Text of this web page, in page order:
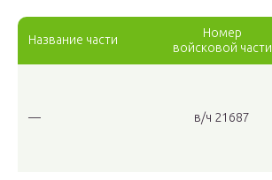
Название части
Номер
войсковой части
— в/ч 21687